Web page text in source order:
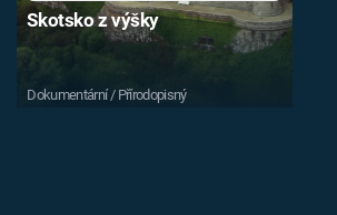
Skotsko z výšky
Dokumentární / Přírodopisný